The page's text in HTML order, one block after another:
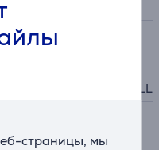
страницы, мы
G.SKILL